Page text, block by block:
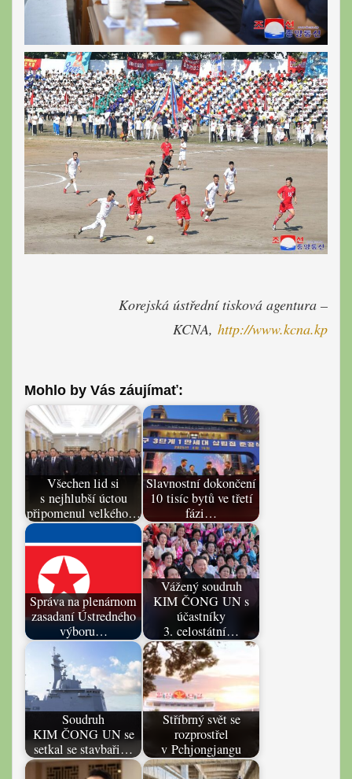
Korejská ústřední tisková agentura –
KCNA, http://www.kcna.kp
Mohlo by Vás záujímať:
Všechen lid si
s nejhlubší úctou
připomenul velkého…
Slavnostní dokončení
10 tisíc bytů ve třetí
fázi…
Správa na plenárnom
zasadaní Ústredného
výboru…
Vážený soudruh
KIM ČONG UN s
účastníky
3. celostátní…
Soudruh
KIM ČONG UN se
setkal se stavbaři…
Stříbrný svět se
rozprostřel
v Pchjongjangu